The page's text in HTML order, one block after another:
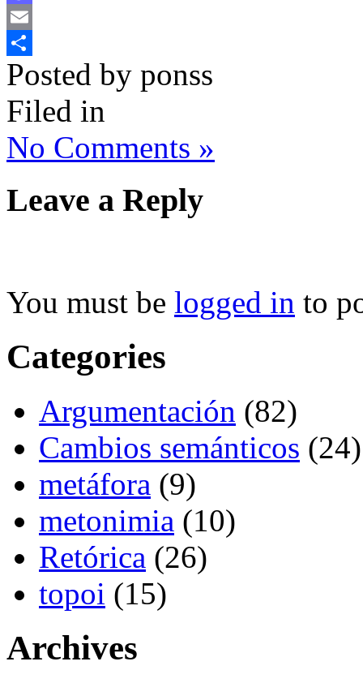
Mastodon
Email
Compartir
Posted by ponss
Filed in
No Comments »
Leave a Reply
You must be logged in to
Categories
Argumentación (82)
Cambios semánticos (24)
metáfora (9)
metonimia (10)
Retórica (26)
topoi (15)
Archives